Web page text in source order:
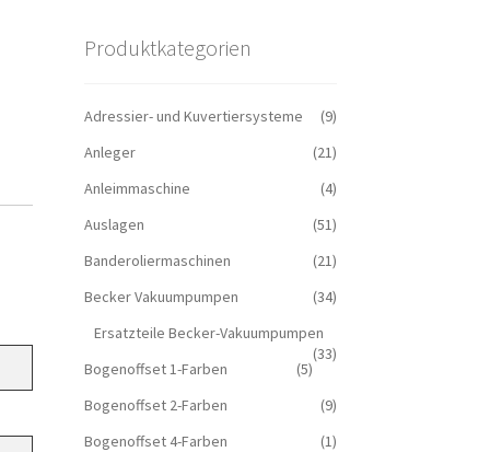
Produktkategorien
Adressier- und Kuvertiersysteme
(9)
Anleger
(21)
Anleimmaschine
(4)
Auslagen
(51)
Banderoliermaschinen
(21)
Becker Vakuumpumpen
(34)
Ersatzteile Becker-Vakuumpumpen
(33)
Bogenoffset 1-Farben
(5)
Bogenoffset 2-Farben
(9)
Bogenoffset 4-Farben
(1)